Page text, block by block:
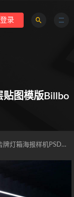
登录
贴图模版Billbo
机PSD分层贴图模版Billboard Mockup Ad Station Series